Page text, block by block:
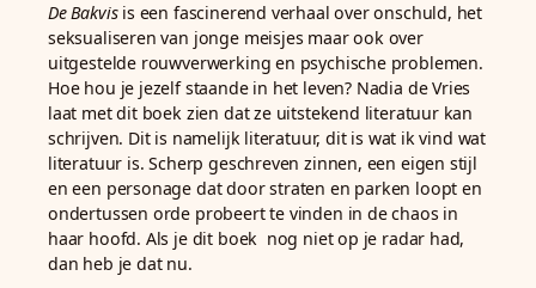
De Bakvisis een fascinerend verhaal over onschuld, het
seksualiseren van jonge meisjes maar ook over
uitgestelde rouwverwerking en psychische problemen.
Hoe hou je jezelf staande in het leven? Nadia de Vries
laat met dit boek zien dat ze uitstekend literatuur kan
schrijven. Dit is namelijk literatuur, dit is wat ik vind wat
literatuur is. Scherp geschreven zinnen, een eigen stijl
en een personage dat door straten en parken loopt en
ondertussen orde probeert te vinden in de chaos in
haar hoofd. Als je dit boek nog niet op je radar had,
dan heb je dat nu.